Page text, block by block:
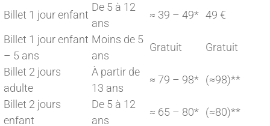
Billet 1 jour enfant
De 5 à 12
ans
≈ 39 – 49* 49 €
Billet 1 jour enfant
– 5 ans
Moins de 5
ans
Gratuit
Gratuit
Billet 2 jours
adulte
À partir de
13 ans
≈ 79 – 98* (≈98)**
Billet 2 jours
enfant
De 5 à 12
ans
≈ 65 – 80* (≈80)**